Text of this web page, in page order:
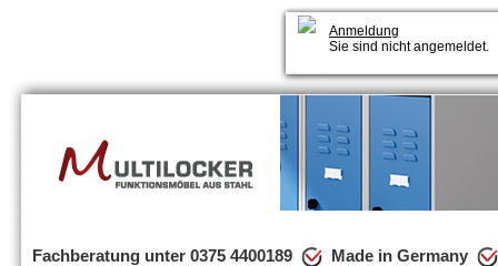
Anmeldung
Sie sind nicht angemeldet.
Fachberatung unter 0375 4400189 Made in Germany